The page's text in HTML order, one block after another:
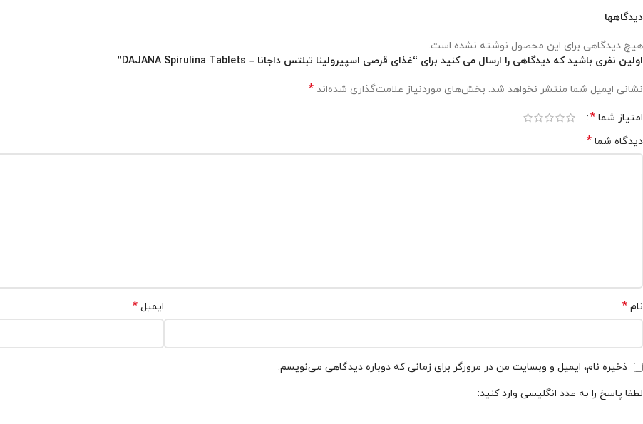
دیدگاهها
هیچ دیدگاهی برای این محصول نوشته نشده است.
اولین نفری باشید که دیدگاهی را ارسال می کنید برای “غذای قرصی اسپیرولینا تبلتس داجانا – DAJANA Spirulina Tablets”
نشانی ایمیل شما منتشر نخواهد شد. بخش‌های موردنیاز علامت‌گذاری شده‌اند *
امتیاز شما *
دیدگاه شما *
نام * ایمیل *
ذخیره نام، ایمیل و وبسایت من در مرورگر برای زمانی که دوباره دیدگاهی می‌نویسم.
لطفا پاسخ را به عدد انگلیسی وارد کنید: